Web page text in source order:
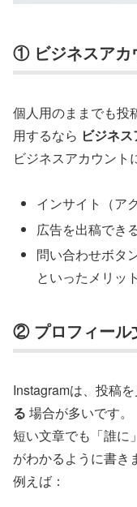
① ビジネスアカ
個人用のままでも投
用するなら ビジネ
ビジネスアカウント
インサイト（ア
広告を出稿でき
問い合わせボタ
といったメリッ
② プロフィール
Instagramは、投稿
る 場合が多いです。
短い文章でも「誰に
がわかるように書き
例えば：